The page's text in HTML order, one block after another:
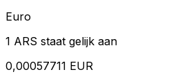
Euro
1 ARS staat gelijk aan
0,00057711 EUR